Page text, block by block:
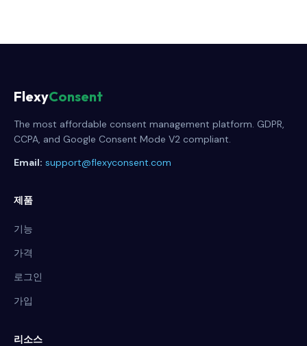
FlexyConsent
The most affordable consent management platform. GDPR,
CCPA, and Google Consent Mode V2 compliant.
Email: support@flexyconsent.com
제품
기능
가격
로그인
가입
리소스